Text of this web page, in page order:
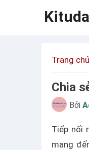
Trang chủ
Chia
Bởi
Tiếp nối
mang